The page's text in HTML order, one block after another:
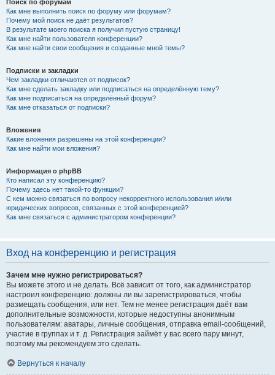
Поиск по форумам
Как мне выполнить поиск по форуму или форумам?
Почему мой поиск не даёт результатов?
В результате моего поиска я получил пустую страницу!
Как мне найти пользователя конференции?
Как мне найти свои сообщения и созданные мной темы?
Подписки и закладки
Чем закладки отличаются от подписок?
Как мне сделать закладку или подписаться на определённую тему?
Как мне подписаться на определённый форум?
Как мне отказаться от подписки?
Вложения
Какие вложения разрешены на этой конференции?
Как мне найти мои вложения?
Информация о phpBB
Кто написал эту конференцию?
Почему здесь нет такой-то функции?
С кем можно связаться по вопросу некорректного использования и/или
юридических вопросов, связанных с этой конференцией?
Как мне связаться с администратором конференции?
Вход на конференцию и регистрация
Зачем мне нужно регистрироваться?
Вы можете этого и не делать. Всё зависит от того, как администратор
настроил конференцию: должны ли вы зарегистрироваться, чтобы
размещать сообщения, или нет. Тем не менее регистрация даёт вам
дополнительные возможности, которые недоступны анонимным
пользователям: аватары, личные сообщения, отправка email-сообщений,
участие в группах и т. д. Регистрация займёт у вас всего пару минут,
поэтому мы рекомендуем это сделать.
Вернуться к началу